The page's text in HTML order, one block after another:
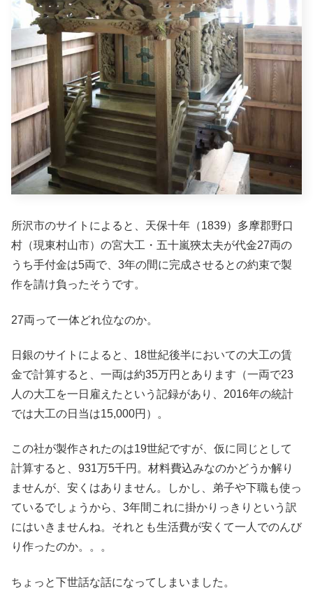
所沢市のサイトによると、天保十年（1839）多摩郡野口
村（現東村山市）の宮大工・五十嵐狹太夫が代金27両の
うち手付金は5両で、3年の間に完成させるとの約束で製
作を請け負ったそうです。
27両って一体どれ位なのか。
日銀のサイトによると、18世紀後半においての大工の賃
金で計算すると、一両は約35万円とあります（一両で23
人の大工を一日雇えたという記録があり、2016年の統計
では大工の日当は15,000円）。
この社が製作されたのは19世紀ですが、仮に同じとして
計算すると、931万5千円。材料費込みなのかどうか解り
ませんが、安くはありません。しかし、弟子や下職も使っ
ているでしょうから、3年間これに掛かりっきりという訳
にはいきませんね。それとも生活費が安くて一人でのんび
り作ったのか。。。
ちょっと下世話な話になってしまいました。